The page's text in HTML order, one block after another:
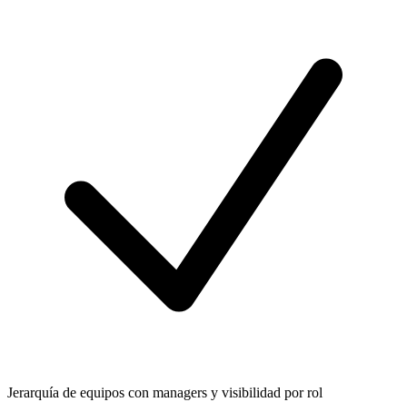
Jerarquía de equipos con managers y visibilidad por rol